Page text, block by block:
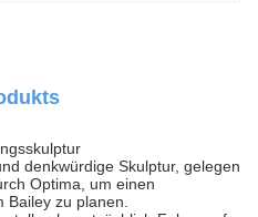
denkwürdige Skulptur, gelegen
Optima, um einen
Bailey zu planen.